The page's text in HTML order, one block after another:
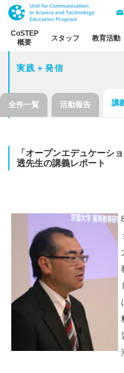
CoSTEP
概要
スタッフ 教育活動
実践＋発信
全件一覧 活動報告 講
「オープンエデュケーシ
透先生の講義レポート